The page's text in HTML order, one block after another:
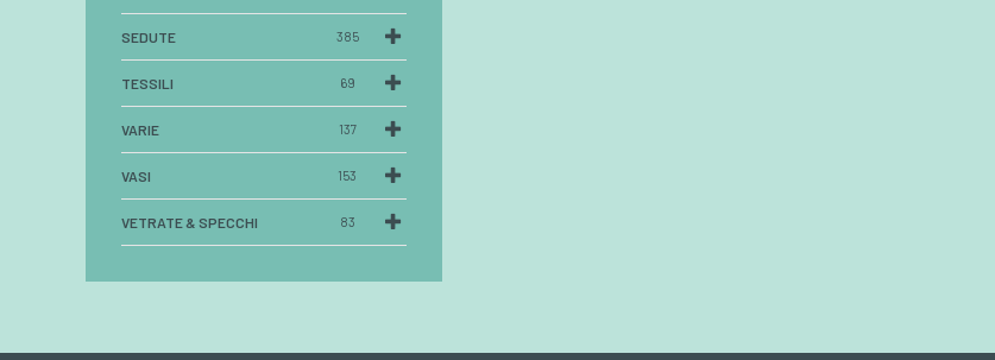
SEDUTE 385
TESSILI 69
VARIE 137
VASI 153
VETRATE & SPECCHI 83